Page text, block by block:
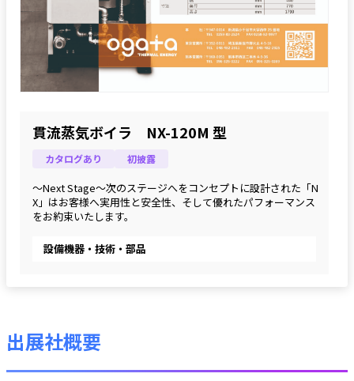
貫流蒸気ボイラ NX-120M 型
カタログあり 初披露
～Next Stage～次のステージへをコンセプトに設計された「N
X」はお客様へ実用性と安全性、そして優れたパフォーマンス
をお約束いたします。
設備機器・技術・部品
出展社概要